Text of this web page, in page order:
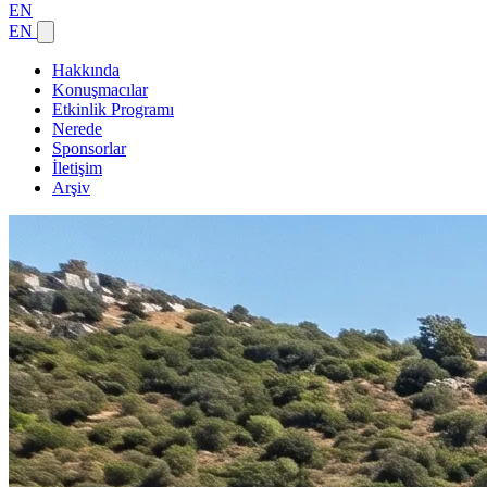
EN
EN
Hakkında
Konuşmacılar
Etkinlik Programı
Nerede
Sponsorlar
İletişim
Arşiv